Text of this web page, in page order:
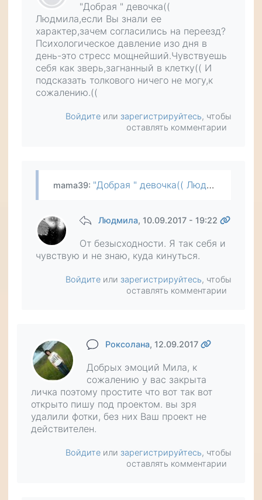
"Добрая " девочка((
Людмила,если Вы знали ее
характер,зачем согласились на переезд?
Психологическое давление изо дня в
день-это стресс мощнейший.Чувствуешь
себя как зверь,загнанный в клетку(( И
подсказать толкового ничего не могу,к
сожалению.((
Войдите или зарегистрируйтесь, чтобы
оставлять комментарии
mama39: "Добрая " девочка(( Людмила,если Вы знали ее характер,зачем согласились на переезд? Психологическое давление изо дня в день-это стресс мощнейший.Чувствуешь себя как зверь,загнанный в клетку(( И…
Людмила, 10.09.2017 - 19:22
От безысходности. Я так себя и
чувствую и не знаю, куда кинуться.
Войдите или зарегистрируйтесь, чтобы
оставлять комментарии
Роксолана, 12.09.2017
Добрых эмоций Мила, к
сожалению у вас закрыта
личка поэтому простите что вот так вот
открыто пишу под проектом. вы зря
удалили фотки, без них Ваш проект не
действителен.
Войдите или зарегистрируйтесь, чтобы
оставлять комментарии